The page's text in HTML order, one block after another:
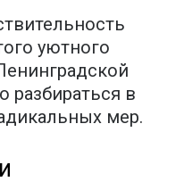
уютного
разбираться в
мер.